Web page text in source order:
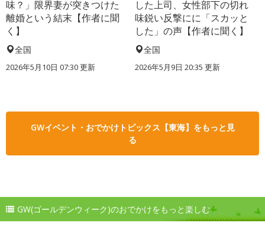
味？」限界妻が突きつけた
離婚という結末【作者に聞
く】
全国
2026年5月10日 07:30 更新
した上司、女性部下の切れ
味鋭い反撃にに「スカッと
した」の声【作者に聞く】
全国
2026年5月9日 20:35 更新
GWイベント・おでかけトピックス【東海】をもっと見
る
GW(ゴールデンウィーク)のおでかけをもっと楽しむ